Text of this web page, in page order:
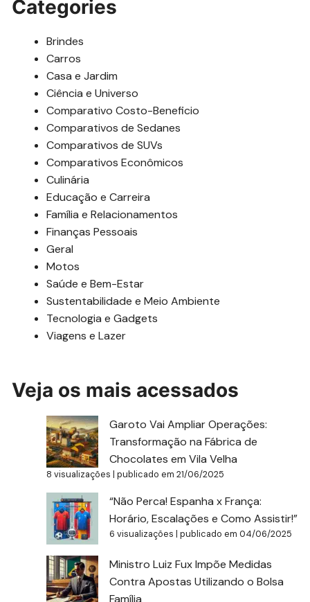
Categories
Brindes
Carros
Casa e Jardim
Ciência e Universo
Comparativo Costo-Beneficio
Comparativos de Sedanes
Comparativos de SUVs
Comparativos Econômicos
Culinária
Educação e Carreira
Família e Relacionamentos
Finanças Pessoais
Geral
Motos
Saúde e Bem-Estar
Sustentabilidade e Meio Ambiente
Tecnologia e Gadgets
Viagens e Lazer
Veja os mais acessados
Garoto Vai Ampliar Operações:
Transformação na Fábrica de
Chocolates em Vila Velha
8 visualizações |publicado em 21/06/2025
“Não Perca! Espanha x França:
Horário, Escalações e Como Assistir!”
6 visualizações |publicado em 04/06/2025
Ministro Luiz Fux Impõe Medidas
Contra Apostas Utilizando o Bolsa
Família